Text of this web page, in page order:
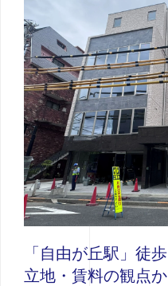
「自由が丘駅」徒
立地・賃料の観点